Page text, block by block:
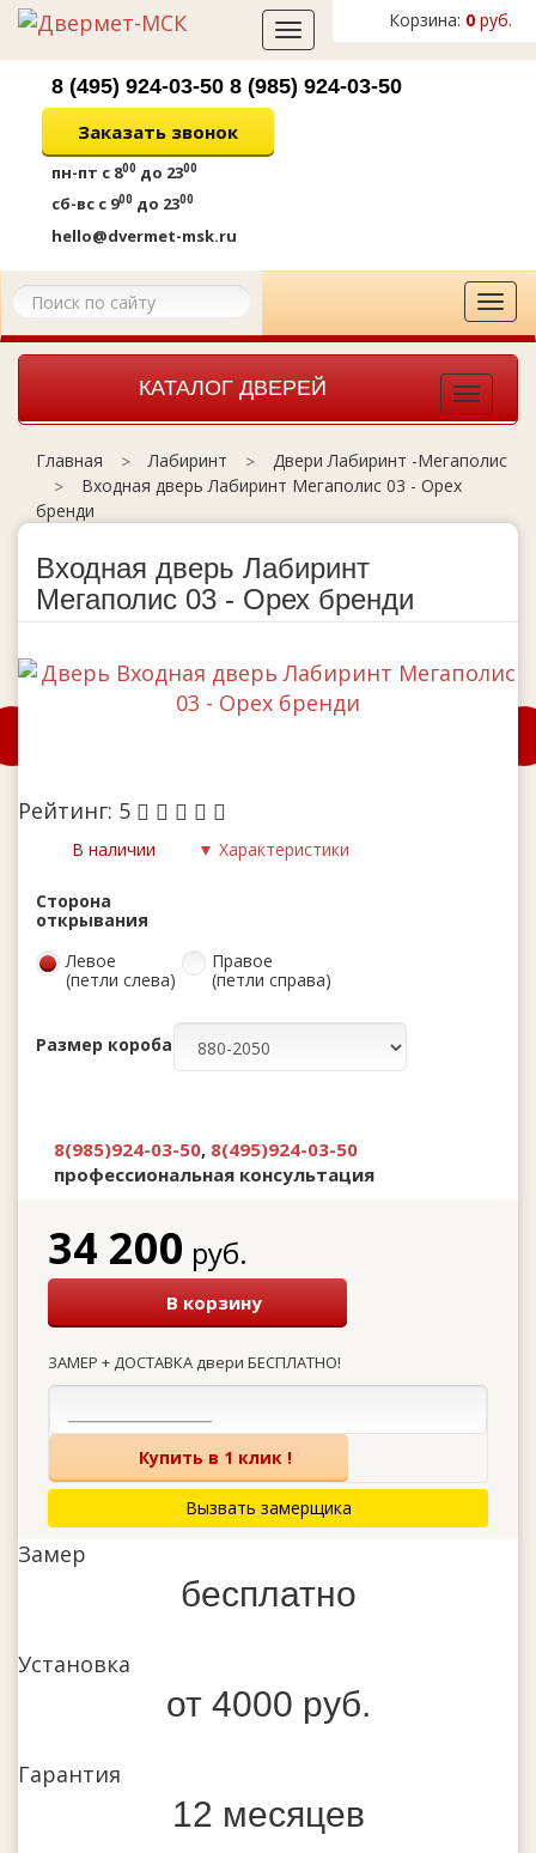
Корзина: 0 руб.
Toggle
navigation
8 (495) 924-03-50 8 (985) 924-03-50
Заказать звонок
пн-пт с 800 до 2300
сб-вс с 900 до 2300
hello@dvermet-msk.ru
КАТАЛОГ ДВЕРЕЙ
Toggle
Главная Лабиринт
Двери Лабиринт -Мегаполис
Входная дверь Лабиринт Мегаполис 03 - Орех
бренди
Входная дверь Лабиринт
Мегаполис 03 - Орех бренди
Рейтинг: 5
В наличии ▼ Характеристики
Сторона
открывания
Левое
(петли слева)
Правое
(петли справа)
Размер короба
8(985)924-03-50, 8(495)924-03-50
профессиональная консультация
34 200 руб.
В корзину
ЗАМЕР + ДОСТАВКА двери БЕСПЛАТНО!
Купить в 1 клик !
Вызвать замерщика
Замер
бесплатно
Установка
от 4000 руб.
Гарантия
12 месяцев